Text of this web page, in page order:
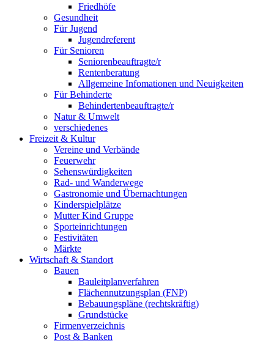
Friedhöfe
Gesundheit
Für Jugend
Jugendreferent
Für Senioren
Seniorenbeauftragte/r
Rentenberatung
Allgemeine Infomationen und Neuigkeiten
Für Behinderte
Behindertenbeauftragte/r
Natur & Umwelt
verschiedenes
Freizeit & Kultur
Vereine und Verbände
Feuerwehr
Sehenswürdigkeiten
Rad- und Wanderwege
Gastronomie und Übernachtungen
Kinderspielplätze
Mutter Kind Gruppe
Sporteinrichtungen
Festivitäten
Märkte
Wirtschaft & Standort
Bauen
Bauleitplanverfahren
Flächennutzungsplan (FNP)
Bebauungspläne (rechtskräftig)
Grundstücke
Firmenverzeichnis
Post & Banken